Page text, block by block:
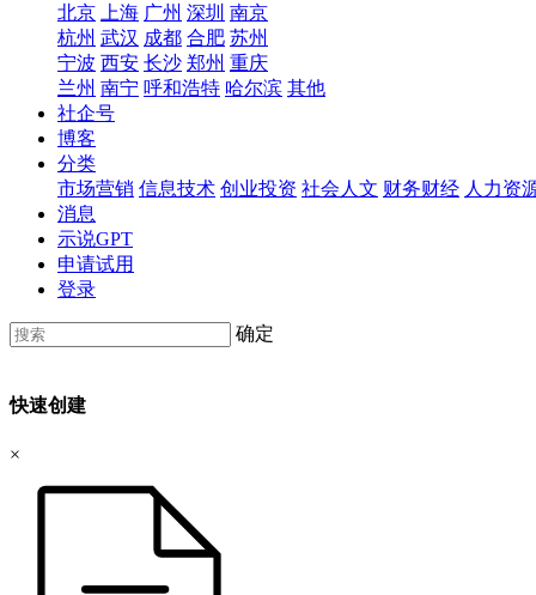
北京
上海 广州 深圳 南京
杭州 武汉 成都 合肥 苏州
宁波 西安 长沙 郑州 重庆
兰州 南宁 呼和浩特 哈尔滨 其他
社企号
博客
分类
市场营销 信息技术 创业投资 社会人文 财务财经 人力资
消息
示说GPT
申请试用
登录
确定
快速创建
×